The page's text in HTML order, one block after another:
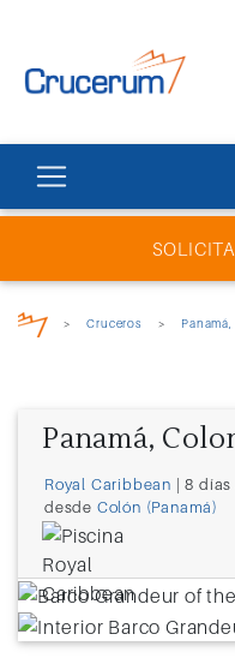
> Cruceros >
Panamá,
Royal Caribbean | 8
desde Colón (Panamá)